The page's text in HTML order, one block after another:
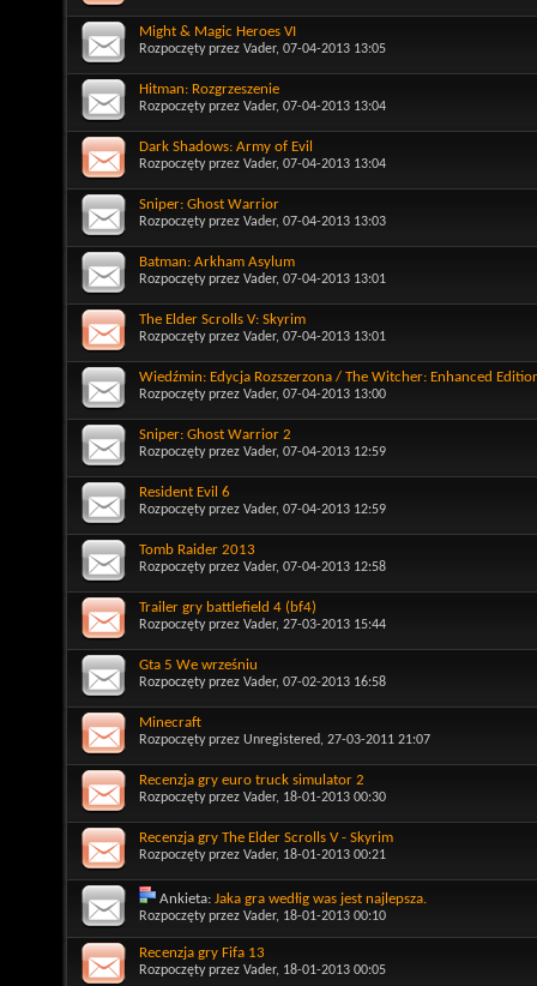
Might & Magic Heroes VI
Rozpoczęty przez Vader, 07-04-2013 13:05
Hitman: Rozgrzeszenie
Rozpoczęty przez Vader, 07-04-2013 13:04
Dark Shadows: Army of Evil
Rozpoczęty przez Vader, 07-04-2013 13:04
Sniper: Ghost Warrior
Rozpoczęty przez Vader, 07-04-2013 13:03
Batman: Arkham Asylum
Rozpoczęty przez Vader, 07-04-2013 13:01
The Elder Scrolls V: Skyrim
Rozpoczęty przez Vader, 07-04-2013 13:01
Wiedźmin: Edycja Rozszerzona / The Witcher: Enhanced
Rozpoczęty przez Vader, 07-04-2013 13:00
Sniper: Ghost Warrior 2
Rozpoczęty przez Vader, 07-04-2013 12:59
Resident Evil 6
Rozpoczęty przez Vader, 07-04-2013 12:59
Tomb Raider 2013
Rozpoczęty przez Vader, 07-04-2013 12:58
Trailer gry battlefield 4 (bf4)
Rozpoczęty przez Vader, 27-03-2013 15:44
Gta 5 We wrześniu
Rozpoczęty przez Vader, 07-02-2013 16:58
Minecraft
Rozpoczęty przez Unregistered, 27-03-2011 21:07
Recenzja gry euro truck simulator 2
Rozpoczęty przez Vader, 18-01-2013 00:30
Recenzja gry The Elder Scrolls V - Skyrim
Rozpoczęty przez Vader, 18-01-2013 00:21
Ankieta: Jaka gra wedłig was jest najlepsza.
Rozpoczęty przez Vader, 18-01-2013 00:10
Recenzja gry Fifa 13
Rozpoczęty przez Vader, 18-01-2013 00:05